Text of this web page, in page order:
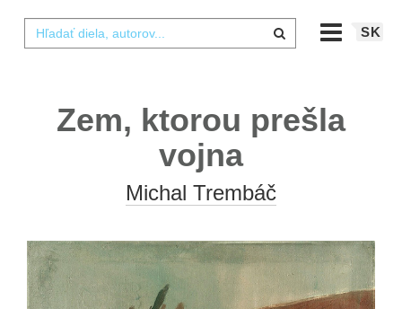
SK
Zem, ktorou prešla
vojna
Michal Trembáč